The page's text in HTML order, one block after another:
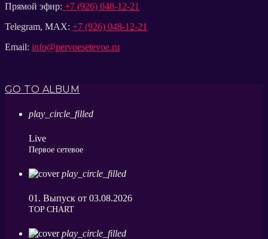
Прямой эфир: +7 (926) 048-12-21
Telegram, MAX: +7 (926) 048-12-21
Email: info@pervoesetevoe.ru
GO TO ALBUM
play_circle_filled
Live
Первое сетевое
play_circle_filled
01. Выпуск от 03.08.2026
ТОP CHART
play_circle_filled